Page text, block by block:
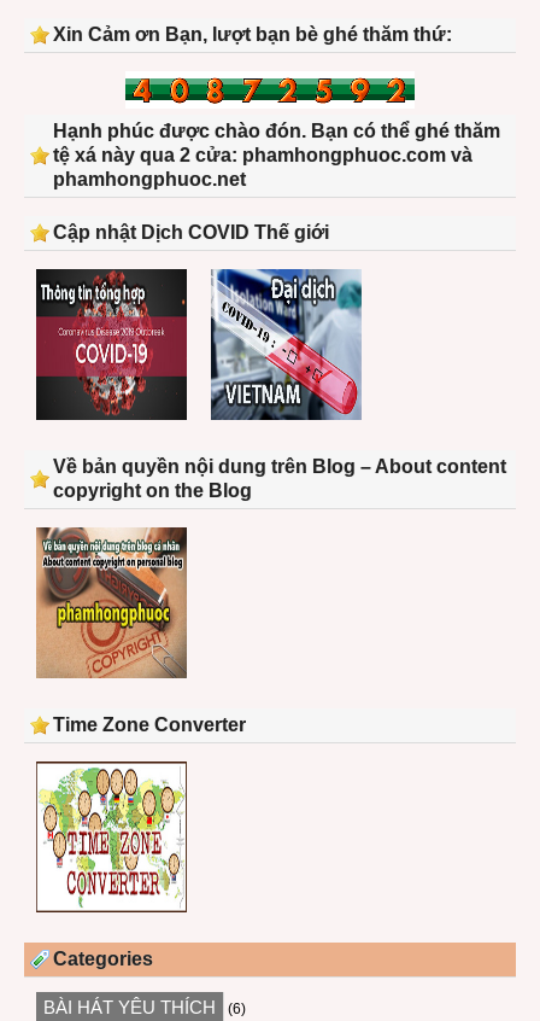
Xin Cảm ơn Bạn, lượt bạn bè ghé thăm thứ:
Hạnh phúc được chào đón. Bạn có thể ghé thăm
tệ xá này qua 2 cửa: phamhongphuoc.com và
phamhongphuoc.net
Cập nhật Dịch COVID Thế giới
Về bản quyền nội dung trên Blog – About content
copyright on the Blog
Time Zone Converter
Categories
BÀI HÁT YÊU THÍCH (6)